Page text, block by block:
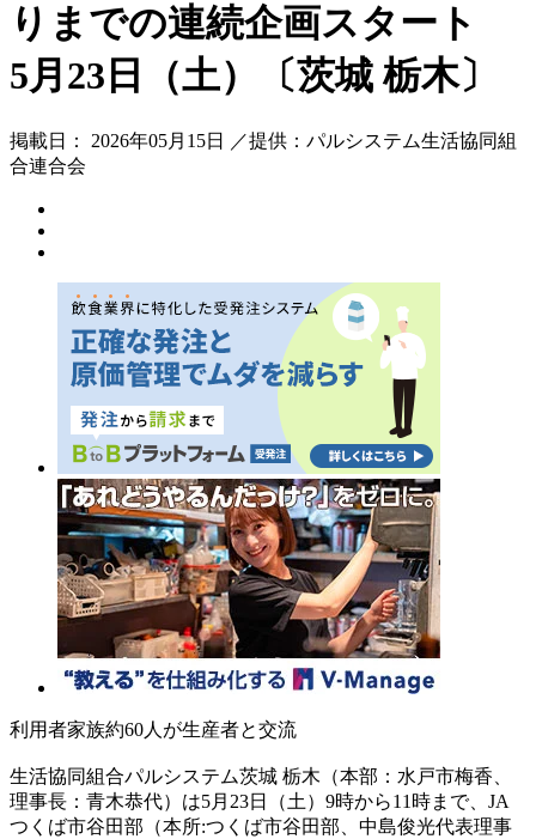
りまでの連続企画スタート
5月23日（土）〔茨城 栃木〕
掲載日： 2026年05月15日 ／提供：パルシステム生活協同組
合連合会
利用者家族約60人が生産者と交流
生活協同組合パルシステム茨城 栃木（本部：水戸市梅香、
理事長：青木恭代）は5月23日（土）9時から11時まで、JA
つくば市谷田部（本所:つくば市谷田部、中島俊光代表理事